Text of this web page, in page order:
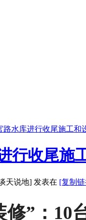
路水库进行收尾施工和
行收尾施
天说地] 发表在 [复制
修”：10